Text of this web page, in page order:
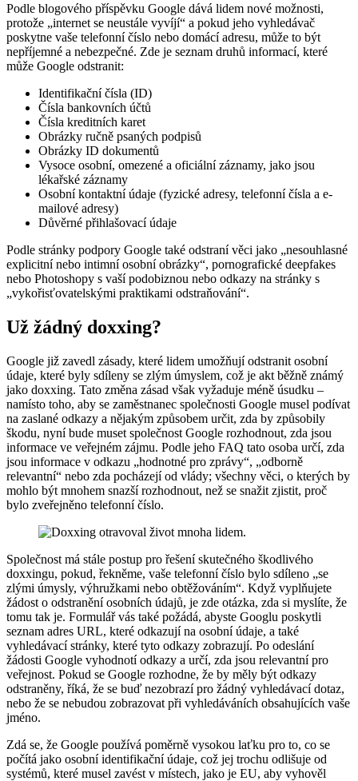
Podle blogového příspěvku Google dává lidem nové možnosti,
protože „internet se neustále vyvíjí“ a pokud jeho vyhledávač
poskytne vaše telefonní číslo nebo domácí adresu, může to být
nepříjemné a nebezpečné. Zde je seznam druhů informací, které
může Google odstranit:
Identifikační čísla (ID)
Čísla bankovních účtů
Čísla kreditních karet
Obrázky ručně psaných podpisů
Obrázky ID dokumentů
Vysoce osobní, omezené a oficiální záznamy, jako jsou
lékařské záznamy
Osobní kontaktní údaje (fyzické adresy, telefonní čísla a e-
mailové adresy)
Důvěrné přihlašovací údaje
Podle stránky podpory Google také odstraní věci jako „nesouhlasné
explicitní nebo intimní osobní obrázky“, pornografické deepfakes
nebo Photoshopy s vaší podobiznou nebo odkazy na stránky s
„vykořisťovatelskými praktikami odstraňování“.
Už žádný doxxing?
Google již zavedl zásady, které lidem umožňují odstranit osobní
údaje, které byly sdíleny se zlým úmyslem, což je akt běžně známý
jako doxxing. Tato změna zásad však vyžaduje méně úsudku –
namísto toho, aby se zaměstnanec společnosti Google musel podívat
na zaslané odkazy a nějakým způsobem určit, zda by způsobily
škodu, nyní bude muset společnost Google rozhodnout, zda jsou
informace ve veřejném zájmu. Podle jeho FAQ tato osoba určí, zda
jsou informace v odkazu „hodnotné pro zprávy“, „odborně
relevantní“ nebo zda pocházejí od vlády; všechny věci, o kterých by
mohlo být mnohem snazší rozhodnout, než se snažit zjistit, proč
bylo zveřejněno telefonní číslo.
Společnost má stále postup pro řešení skutečného škodlivého
doxxingu, pokud, řekněme, vaše telefonní číslo bylo sdíleno „se
zlými úmysly, výhružkami nebo obtěžováním“. Když vyplňujete
žádost o odstranění osobních údajů, je zde otázka, zda si myslíte, že
tomu tak je. Formulář vás také požádá, abyste Googlu poskytli
seznam adres URL, které odkazují na osobní údaje, a také
vyhledávací stránky, které tyto odkazy zobrazují. Po odeslání
žádosti Google vyhodnotí odkazy a určí, zda jsou relevantní pro
veřejnost. Pokud se Google rozhodne, že by měly být odkazy
odstraněny, říká, že se buď nezobrazí pro žádný vyhledávací dotaz,
nebo že se nebudou zobrazovat při vyhledáváních obsahujících vaše
jméno.
Zdá se, že Google používá poměrně vysokou laťku pro to, co se
počítá jako osobní identifikační údaje, což jej trochu odlišuje od
systémů, které musel zavést v místech, jako je EU, aby vyhověl